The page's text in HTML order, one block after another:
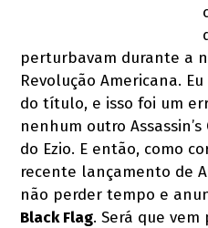
perturbavam durante a
Revolução Americana.
do título, e isso foi um
nenhum outro
do Ezio. E então, como
recente lançamento de
não perder tempo e
Black Flag. Será que